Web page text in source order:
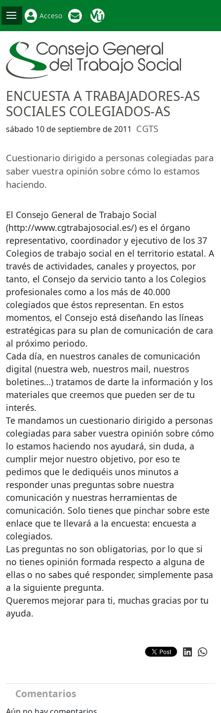
Acceso
ENCUESTA A TRABAJADORES-AS
SOCIALES COLEGIADOS-AS
sábado 10 de septiembre de 2011 CGTS
Cuestionario dirigido a personas colegiadas para
saber vuestra opinión sobre cómo lo estamos
haciendo.
El Consejo General de Trabajo Social
(http://www.cgtrabajosocial.es/) es el órgano
representativo, coordinador y ejecutivo de los 37
Colegios de trabajo social en el territorio estatal. A
través de actividades, canales y proyectos, por
tanto, el Consejo da servicio tanto a los Colegios
profesionales como a los más de 40.000
colegiados que éstos representan. En estos
momentos, el Consejo está diseñando las líneas
estratégicas para su plan de comunicación de cara
al próximo periodo.
Cada día, en nuestros canales de comunicación
digital (nuestra web, nuestros mail, nuestros
boletines…) tratamos de darte la información y los
materiales que creemos que pueden ser de tu
interés.
Te mandamos un cuestionario dirigido a personas
colegiadas para saber vuestra opinión sobre cómo
lo estamos haciendo nos ayudará, sin duda, a
cumplir mejor nuestro objetivo, por eso te
pedimos que le dediquéis unos minutos a
responder unas preguntas sobre nuestra
comunicación y nuestras herramientas de
comunicación. Solo tienes que pinchar sobre este
enlace que te llevará a la encuesta: encuesta a
colegiados.
Las preguntas no son obligatorias, por lo que si
no tienes opinión formada respecto a alguna de
ellas o no sabes qué responder, simplemente pasa
a la siguiente pregunta.
Queremos mejorar para ti, muchas gracias por tu
ayuda.
Comentarios